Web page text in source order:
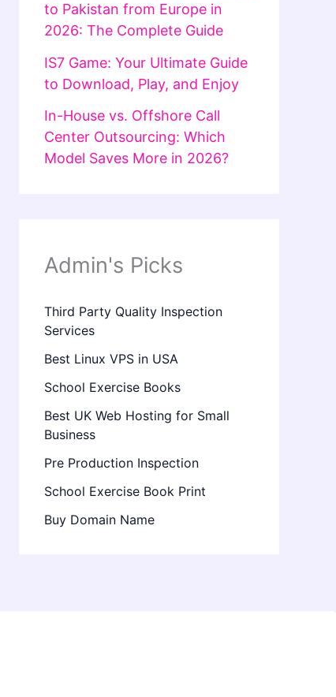
to Pakistan from Europe in
2026: The Complete Guide
IS7 Game: Your Ultimate Guide
to Download, Play, and Enjoy
In-House vs. Offshore Call
Center Outsourcing: Which
Model Saves More in 2026?
Admin's Picks
Third Party Quality Inspection
Services
Best Linux VPS in USA
School Exercise Books
Best UK Web Hosting for Small
Business
Pre Production Inspection
School Exercise Book Print
Buy Domain Name